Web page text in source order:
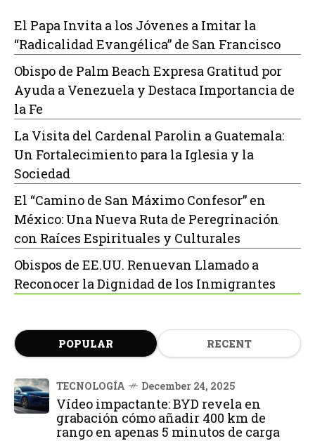
El Papa Invita a los Jóvenes a Imitar la
“Radicalidad Evangélica” de San Francisco
Obispo de Palm Beach Expresa Gratitud por
Ayuda a Venezuela y Destaca Importancia de
la Fe
La Visita del Cardenal Parolin a Guatemala:
Un Fortalecimiento para la Iglesia y la
Sociedad
El “Camino de San Máximo Confesor” en
México: Una Nueva Ruta de Peregrinación
con Raíces Espirituales y Culturales
Obispos de EE.UU. Renuevan Llamado a
Reconocer la Dignidad de los Inmigrantes
POPULAR RECENT
TECNOLOGÍA December 24, 2025
Vídeo impactante: BYD revela en
grabación cómo añadir 400 km de
rango en apenas 5 minutos de carga